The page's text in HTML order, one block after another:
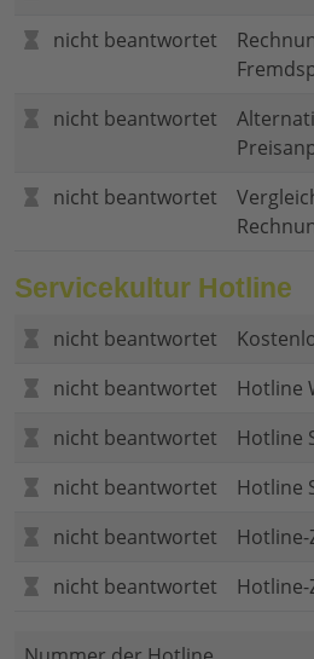
nicht beantwortet
nicht beantwortet
nicht beantwortet
Servicekultur Hotline
nicht beantwortet
nicht beantwortet
Hotline
nicht beantwortet
Hotline
nicht beantwortet
Hotline
nicht beantwortet
nicht beantwortet